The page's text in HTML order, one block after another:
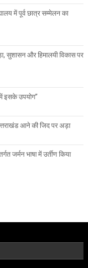
में पूर्व छात्र सम्मेलन का
सुशासन और हिमालयी विकास पर
इसके उपयोग”
आने की जिद पर अड़ा
जर्मन भाषा में उर्तीण किया